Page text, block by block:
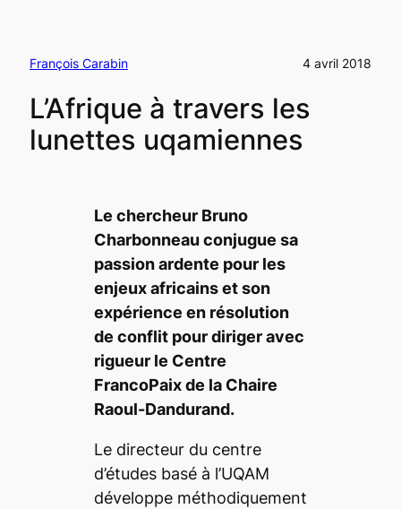
François Carabin 4 avril 2018
L’Afrique à travers les
lunettes uqamiennes
Le chercheur Bruno
Charbonneau conjugue sa
passion ardente pour les
enjeux africains et son
expérience en résolution
de conflit pour diriger avec
rigueur le Centre
FrancoPaix de la Chaire
Raoul-Dandurand.
Le directeur du centre
d’études basé à l’UQAM
développe méthodiquement